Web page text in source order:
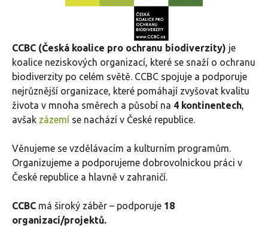
CCBC (Česká koalice pro ochranu biodiverzity) je
koalice neziskových organizací, které se snaží o ochranu
biodiverzity po celém světě. CCBC spojuje a podporuje
nejrůznější organizace, které pomáhají zvyšovat kvalitu
života v mnoha směrech a působí na 4 kontinentech,
avšak zázemí se nachází v České republice.
Věnujeme se vzdělávacím a kulturním programům.
Organizujeme a podporujeme dobrovolnickou práci v
České republice a hlavně v zahraničí.
CCBC má široký záběr – podporuje 18
organizací/projektů.